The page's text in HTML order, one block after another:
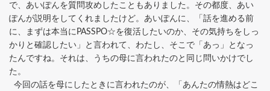
で、あいぽんを質問攻めしたこともありました。その都度、あい
ぽんが説明をしてくれましたけど。あいぽんに、「話を進める前
に、まずは本当にPASSPO☆を復活したいのか、その気持ちをしっ
かりと確認したい」と言われて、わたし、そこで「あっ」となっ
たんですね。それは、うちの母に言われたのと同じ問いかけでし
た。
今回の話を母にしたときに言われたのが、「あんたの情熱はどこ